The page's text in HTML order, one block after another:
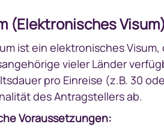
(Elektronisches Visum)
ist ein elektronisches
vieler Länder
pro Einreise (z.B. 30
des Antragstellers ab.
Voraussetzungen: